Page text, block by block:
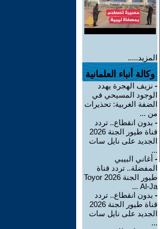
المزيد.....
وكالة أنباء العلمانية
- نزيف الهجرة يهدد
الوجود المسيحي في
الضفة الغربية: تحذيرات
من ...
- بدون انقطاع.. تردد
قناة طيور الجنة 2026
الجديد على نايل سات
...
- أغاني البيبي
المفضلة.. تردد قناة
طيور الجنة 2026 Toyor
Al-Ja ...
- بدون انقطاع.. تردد
قناة طيور الجنة 2026
الجديد على نايل سات
...